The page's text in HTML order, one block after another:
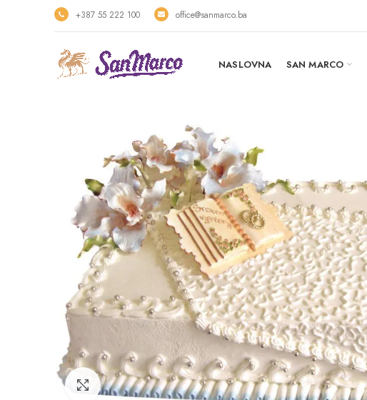
+387 55 222 100 office@sanmarco.ba
NASLOVNA SAN MARCO
Click to enlarge